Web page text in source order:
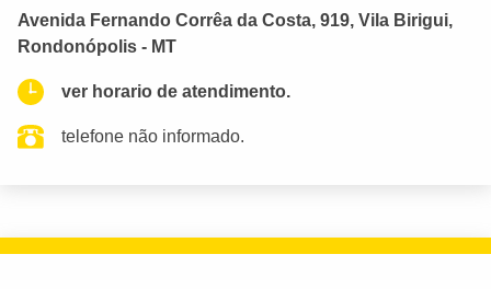
Avenida Fernando Corrêa da Costa, 919, Vila Birigui,
Rondonópolis - MT
ver horario de atendimento.
telefone não informado.